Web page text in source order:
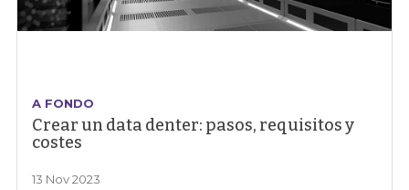
A FONDO
Crear un data denter: pasos, requisitos y
costes
13 Nov 2023